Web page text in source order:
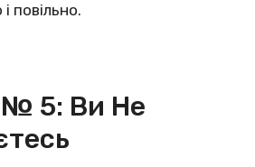
повільно.
5: Ви Не